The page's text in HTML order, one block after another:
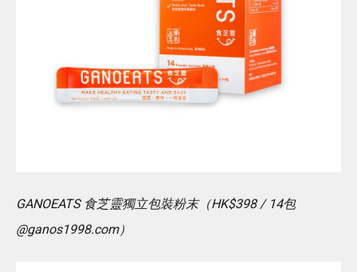
GANOEATS 食芝靈獨立包裝粉末（HK$398 / 14包
@ganos1998.com）